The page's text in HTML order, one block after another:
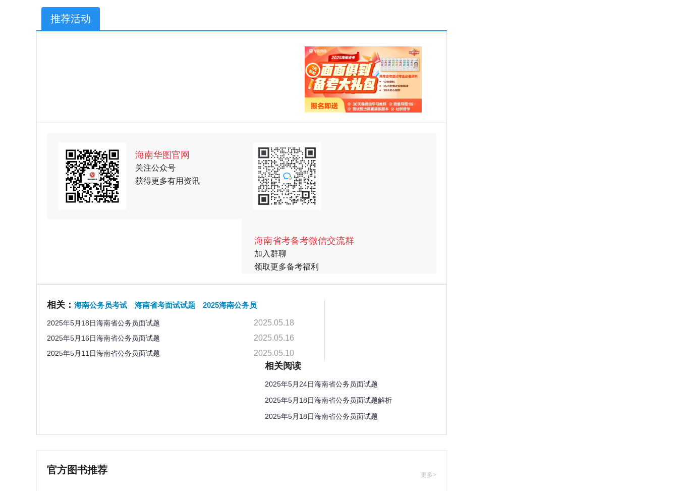
推荐活动
海南华图官网
关注公众号
获得更多有用资讯
海南省考备考微信交流群
加入群聊
领取更多备考福利
相关： 海南公务员考试 海南省考面试试题 2025海南公务员
2025年5月18日海南省公务员面试题 2025.05.18
2025年5月16日海南省公务员面试题 2025.05.16
2025年5月11日海南省公务员面试题 2025.05.10
相关阅读
2025年5月24日海南省公务员面试题
2025年5月18日海南省公务员面试题解析
2025年5月18日海南省公务员面试题
官方图书推荐 更多>